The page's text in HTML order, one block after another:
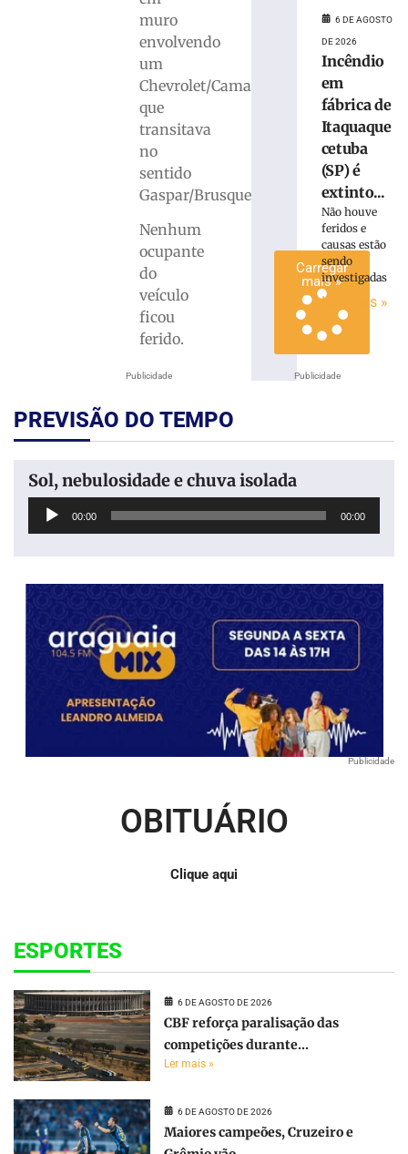
Publicidade
muro
envolvendo
um
Chevrolet/Camaro
que
transitava
no
sentido
Gaspar/Brusque.
Nenhum
ocupante
do
veículo
ficou
ferido.
Papanduva
Carregar
mais »
Publicidade
6 DE AGOSTO
DE 2026
Incêndio
em
fábrica de
Itaquaque
cetuba
(SP) é
extinto...
Não houve
feridos e
causas estão
sendo
investigadas
Ler mais »
PREVISÃO DO TEMPO
Sol, nebulosidade e chuva isolada
Tocador
00:00 00:00
Publicidade
OBITUÁRIO
Clique aqui
ESPORTES
6 DE AGOSTO DE 2026
CBF reforça paralisação das
competições durante...
Ler mais »
6 DE AGOSTO DE 2026
Maiores campeões, Cruzeiro e